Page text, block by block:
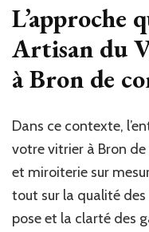
L’approche
Artisan du
à Bron de
Dans ce contexte,
votre vitrier à Bron
et miroiterie sur
tout sur la qualité
pose et la clarté des